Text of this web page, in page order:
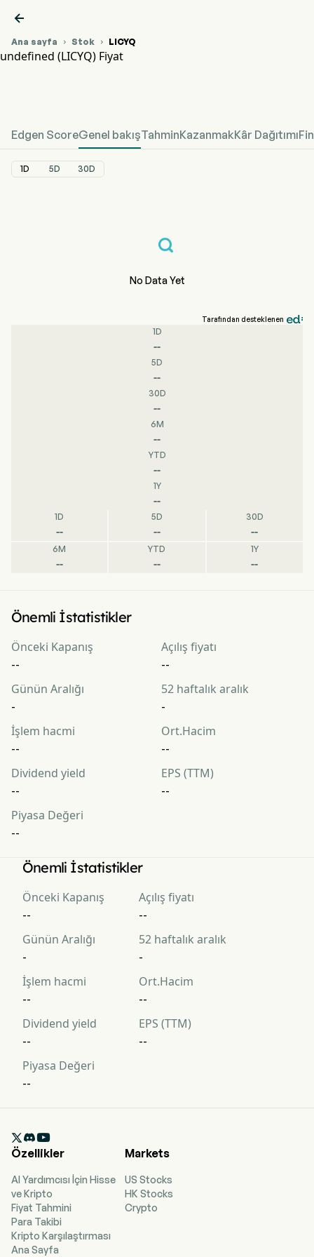

Ana sayfa  Stok  LICYQ
undefined (LICYQ) Fiyat
Edgen ScoreGenel bakışTahminKazanmakKâr Dağıtımı
1D 5D 30D
No Data Yet
Tarafından desteklenen
1D
--
5D
--
30D
--
6M
--
YTD
--
1Y
--
1D
--
5D
--
30D
--
6M
--
YTD
--
1Y
--
Önemli İstatistikler
Önceki Kapanış
--
Açılış fiyatı
--
Günün Aralığı
-
52 haftalık aralık
-
İşlem hacmi
--
Ort.Hacim
--
Dividend yield
--
EPS (TTM)
--
Piyasa Değeri
--
Önemli İstatistikler
Önceki Kapanış
--
Açılış fiyatı
--
Günün Aralığı
-
52 haftalık aralık
-
İşlem hacmi
--
Ort.Hacim
--
Dividend yield
--
EPS (TTM)
--
Piyasa Değeri
--

Özellikler
AI Yardımcısı İçin Hisse
ve Kripto
Fiyat Tahmini
Para Takibi
Kripto Karşılaştırması
Ana Sayfa
Markets
US Stocks
HK Stocks
Crypto